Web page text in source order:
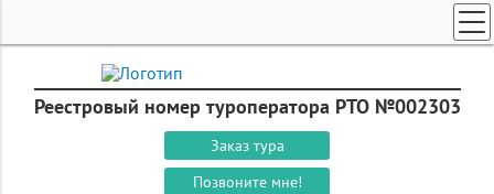
Реестровый номер туроператора РТО №002303
Заказ тура
Позвоните мне!
ПОИСК ТУРОВ
ГОРЯЩИЕ ТУРЫ
СТРАНЫ